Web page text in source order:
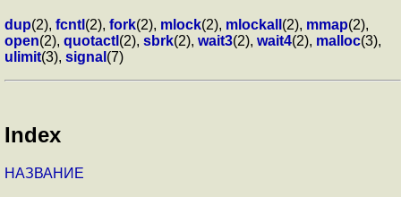
dup(2), fcntl (2), fork(2), mlock(2), mlockall (2), mmap(2),
open(2), quotactl (2), sbrk(2), wait3(2), wait4(2), malloc(3),
ulimit(3), signal (7)
Index
НАЗВАНИЕ